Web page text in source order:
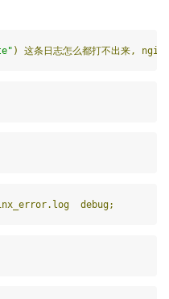
) 这条日志怎么都打不出来,
debug;